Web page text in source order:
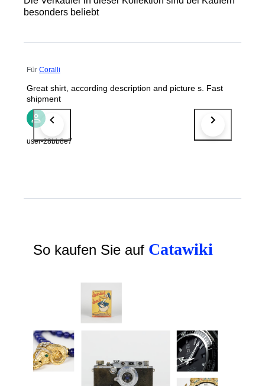
besonders beliebt
Für Coralli
Great shirt, according description and picture s. Fast
shipment
user-28bb8e7
So kaufen Sie auf Catawiki